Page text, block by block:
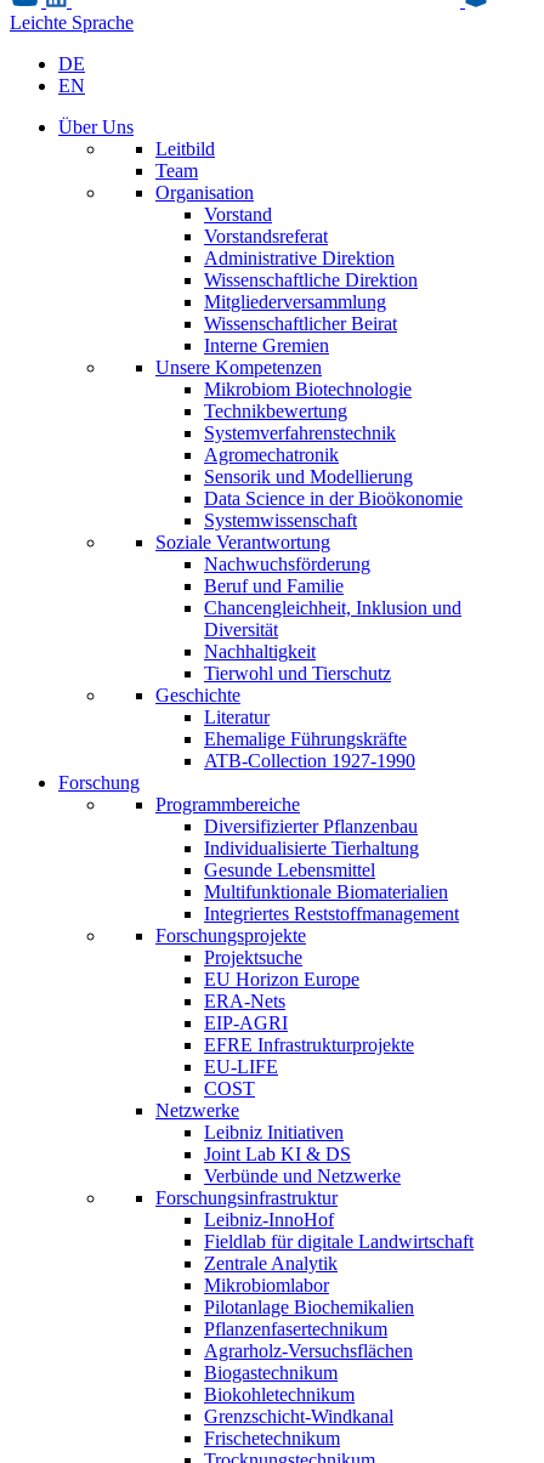
Leichte Sprache
DE
EN
Über Uns
Leitbild
Team
Organisation
Vorstand
Vorstandsreferat
Administrative Direktion
Wissenschaftliche Direktion
Mitgliederversammlung
Wissenschaftlicher Beirat
Interne Gremien
Unsere Kompetenzen
Mikrobiom Biotechnologie
Technikbewertung
Systemverfahrenstechnik
Agromechatronik
Sensorik und Modellierung
Data Science in der Bioökonomie
Systemwissenschaft
Soziale Verantwortung
Nachwuchsförderung
Beruf und Familie
Chancengleichheit, Inklusion und
Diversität
Nachhaltigkeit
Tierwohl und Tierschutz
Geschichte
Literatur
Ehemalige Führungskräfte
ATB-Collection 1927-1990
Forschung
Programmbereiche
Diversifizierter Pflanzenbau
Individualisierte Tierhaltung
Gesunde Lebensmittel
Multifunktionale Biomaterialien
Integriertes Reststoffmanagement
Forschungsprojekte
Projektsuche
EU Horizon Europe
ERA-Nets
EIP-AGRI
EFRE Infrastrukturprojekte
EU-LIFE
COST
Netzwerke
Leibniz Initiativen
Joint Lab KI & DS
Verbünde und Netzwerke
Forschungsinfrastruktur
Leibniz-InnoHof
Fieldlab für digitale Landwirtschaft
Zentrale Analytik
Mikrobiomlabor
Pilotanlage Biochemikalien
Pflanzenfasertechnikum
Agrarholz-Versuchsflächen
Biogastechnikum
Biokohletechnikum
Grenzschicht-Windkanal
Frischetechnikum